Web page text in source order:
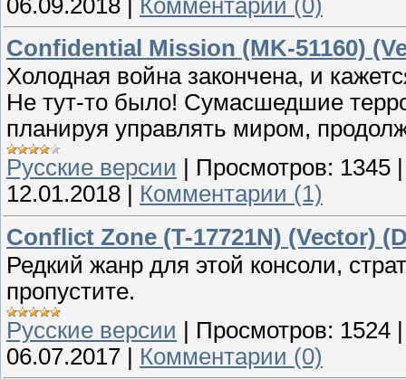
06.09.2018
Комментарии (0)
Confidential Mission (MK-51160)
Холодная война закончена, и
Не тут-то было! Сумасшедшие
планируя управлять миром,
Русские версии
Просмотров: 1345
12.01.2018
Комментарии (1)
Conflict Zone (T-17721N) (Vector)
Редкий жанр для этой консоли,
пропустите.
Русские версии
Просмотров: 1524
06.07.2017
Комментарии (0)